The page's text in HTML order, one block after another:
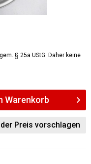
§ 25a UStG. Daher keine
Warenkorb
Preis vorschlagen